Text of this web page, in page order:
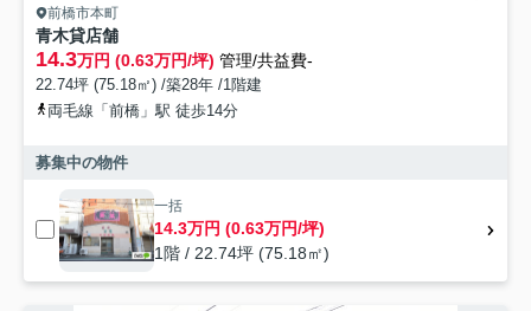
前橋市本町
青木貸店舗
14.3万円 (0.63万円/坪) 管理/共益費-
22.74坪 (75.18㎡) /築28年 /1階建
両毛線「前橋」駅 徒歩14分
募集中の物件
一括
14.3万円 (0.63万円/坪)
1階 / 22.74坪 (75.18㎡)